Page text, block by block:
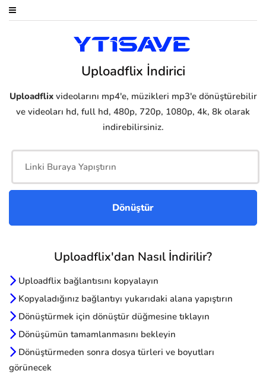
Uploadflix İndirici
Uploadflixvideolarını mp4'e, müzikleri mp3'e dönüştürebilir
ve videoları hd, full hd, 480p, 720p, 1080p, 4k, 8k olarak
indirebilirsiniz.
Uploadflix'dan Nasıl İndirilir?
Uploadflix bağlantısını kopyalayın
Kopyaladığınız bağlantıyı yukarıdaki alana yapıştırın
Dönüştürmek için dönüştür düğmesine tıklayın
Dönüşümün tamamlanmasını bekleyin
Dönüştürmeden sonra dosya türleri ve boyutları
görünecek